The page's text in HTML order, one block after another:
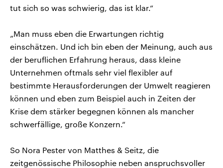
tut sich so was schwierig, das ist klar.“
„Man muss eben die Erwartungen richtig
einschätzen. Und ich bin eben der Meinung, auch aus
der beruflichen Erfahrung heraus, dass kleine
Unternehmen oftmals sehr viel flexibler auf
bestimmte Herausforderungen der Umwelt reagieren
können und eben zum Beispiel auch in Zeiten der
Krise dem stärker begegnen können als mancher
schwerfällige, große Konzern.“
So Nora Pester von Matthes & Seitz, die
zeitgenössische Philosophie neben anspruchsvoller